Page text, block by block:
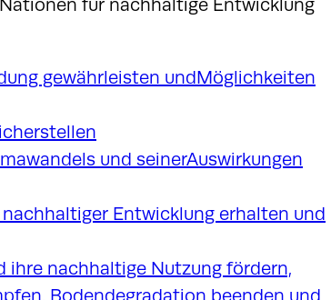
für nachhaltige Entwicklung